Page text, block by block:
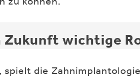
Zukunft wichtige
die